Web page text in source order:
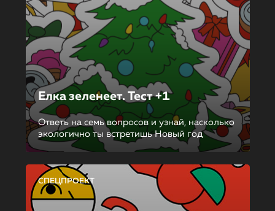
Елка зеленеет. Тест +1
Ответь на семь вопросов и узнай, насколько
экологично ты встретишь Новый год
СПЕЦПРОЕКТ